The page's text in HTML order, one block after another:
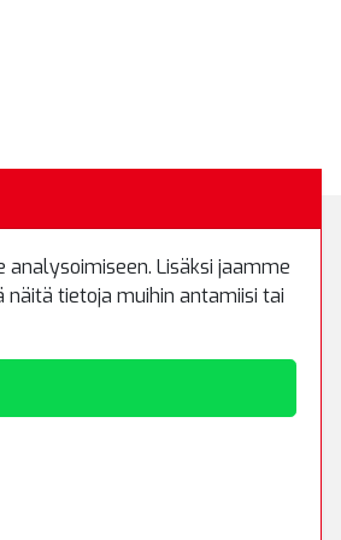
sisään
Lisäksi jaamme
tietoja muihin antamiisi tai